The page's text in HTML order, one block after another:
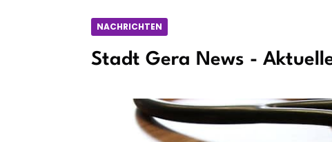
NACHRICHTEN
Stadt Gera News -